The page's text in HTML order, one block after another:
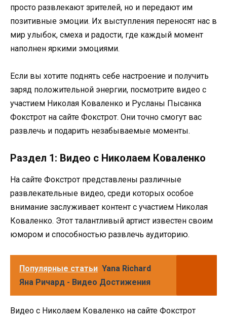
просто развлекают зрителей, но и передают им
позитивные эмоции. Их выступления переносят нас в
мир улыбок, смеха и радости, где каждый момент
наполнен яркими эмоциями.
Если вы хотите поднять себе настроение и получить
заряд положительной энергии, посмотрите видео с
участием Николая Коваленко и Русланы Пысанка
Фокстрот на сайте Фокстрот. Они точно смогут вас
развлечь и подарить незабываемые моменты.
Раздел 1: Видео с Николаем Коваленко
На сайте Фокстрот представлены различные
развлекательные видео, среди которых особое
внимание заслуживает контент с участием Николая
Коваленко. Этот талантливый артист известен своим
юмором и способностью развлечь аудиторию.
Популярные статьи Yana Richard
Яна Ричард - Видео Достижения
Видео с Николаем Коваленко на сайте Фокстрот